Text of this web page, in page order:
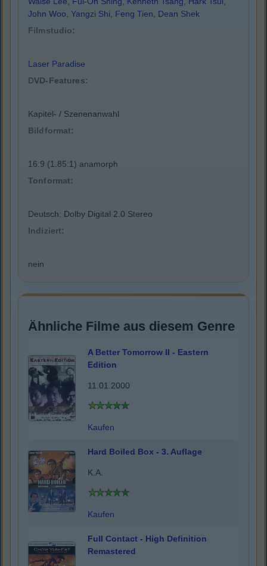
John Woo, Yangzi Shi, Feng Tien, Dean Shek
Filmstudio:
Laser Paradise
DVD-Features:
Kapitel- / Szenenanwahl
Bildformat:
16:9 (1.85:1) anamorph
Tonformat:
Deutsch: Dolby Digital 2.0 Stereo
Indiziert:
nein
Ähnliche Filme aus diesem Genre
A Better Tomorrow II - Eastern
Edition
11.01.2000
Kaufen
Hard Boiled Box - 3. Auflage
K.A.
Kaufen
Full Contact - High Definition
Remastered